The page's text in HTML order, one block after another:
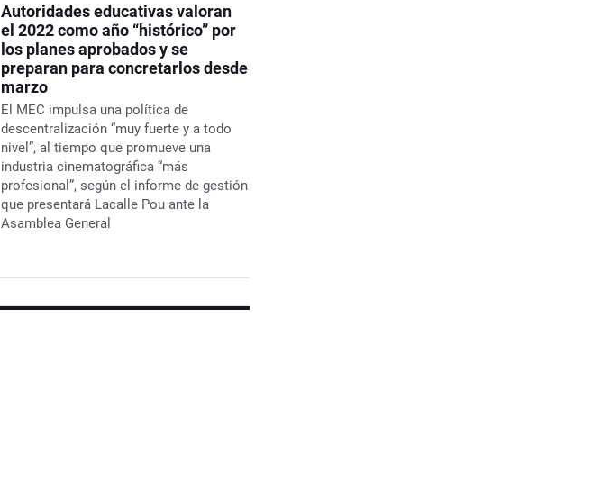
Autoridades educativas valoran
el 2022 como año “histórico” por
los planes aprobados y se
preparan para concretarlos desde
marzo
El MEC impulsa una política de
descentralización “muy fuerte y a todo
nivel”, al tiempo que promueve una
industria cinematográfica “más
profesional”, según el informe de gestión
que presentará Lacalle Pou ante la
Asamblea General